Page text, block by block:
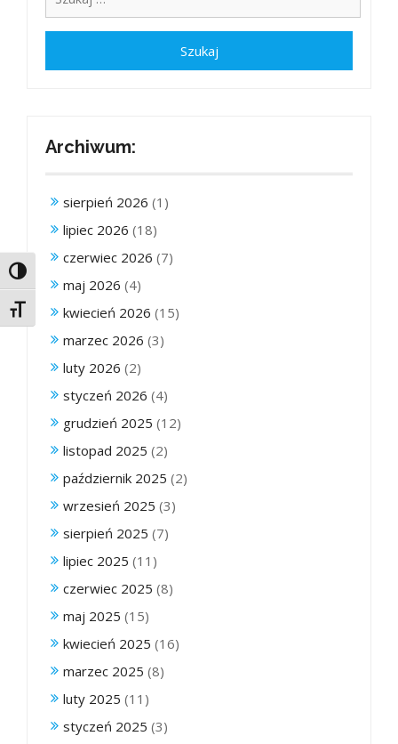
Toggle High Contrast
Toggle Font size
Archiwum:
sierpień 2026 (1)
lipiec 2026 (18)
czerwiec 2026 (7)
maj 2026 (4)
kwiecień 2026 (15)
marzec 2026 (3)
luty 2026 (2)
styczeń 2026 (4)
grudzień 2025 (12)
listopad 2025 (2)
październik 2025 (2)
wrzesień 2025 (3)
sierpień 2025 (7)
lipiec 2025 (11)
czerwiec 2025 (8)
maj 2025 (15)
kwiecień 2025 (16)
marzec 2025 (8)
luty 2025 (11)
styczeń 2025 (3)